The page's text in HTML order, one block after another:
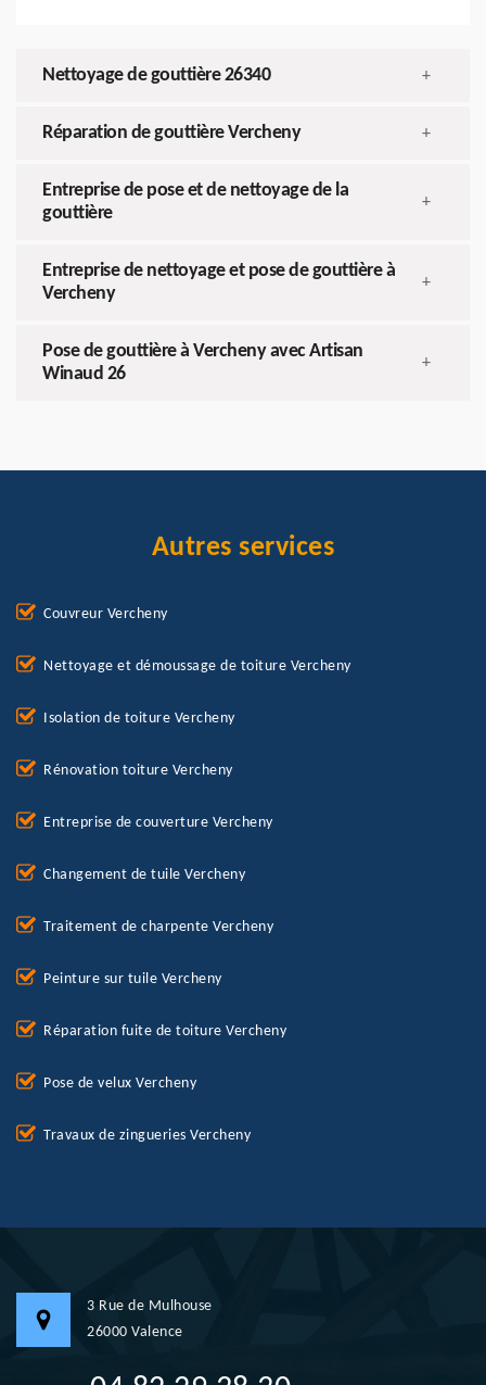
Nettoyage de gouttière 26340 +
Réparation de gouttière Vercheny +
Entreprise de pose et de nettoyage de la
gouttière
+
Entreprise de nettoyage et pose de gouttière à
Vercheny
+
Pose de gouttière à Vercheny avec Artisan
Winaud 26
+
Autres services
Couvreur Vercheny
Nettoyage et démoussage de toiture Vercheny
Isolation de toiture Vercheny
Rénovation toiture Vercheny
Entreprise de couverture Vercheny
Changement de tuile Vercheny
Traitement de charpente Vercheny
Peinture sur tuile Vercheny
Réparation fuite de toiture Vercheny
Pose de velux Vercheny
Travaux de zingueries Vercheny
3 Rue de Mulhouse
26000 Valence